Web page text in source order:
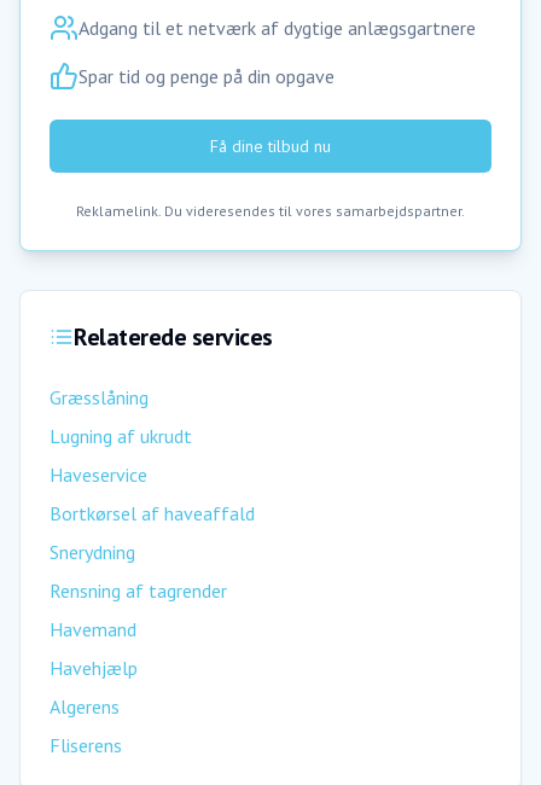
Adgang til et netværk af dygtige anlægsgartnere
Spar tid og penge på din opgave
Få dine tilbud nu
Reklamelink. Du videresendes til vores samarbejdspartner.
Relaterede services
Græsslåning
Lugning af ukrudt
Haveservice
Bortkørsel af haveaffald
Snerydning
Rensning af tagrender
Havemand
Havehjælp
Algerens
Fliserens